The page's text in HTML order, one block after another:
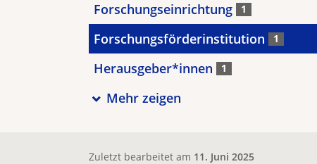
Forschungseinrichtung 1
Forschungsförderinstitution 1
Herausgeber*innen 1
Mehr zeigen
Zuletzt bearbeitet am 11. Juni 2025